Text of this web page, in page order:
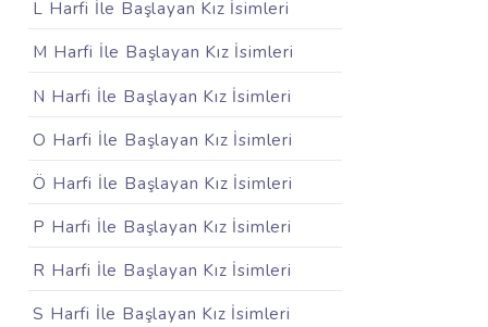
L Harfi İle Başlayan Kız İsimleri
M Harfi İle Başlayan Kız İsimleri
N Harfi İle Başlayan Kız İsimleri
O Harfi İle Başlayan Kız İsimleri
Ö Harfi İle Başlayan Kız İsimleri
P Harfi İle Başlayan Kız İsimleri
R Harfi İle Başlayan Kız İsimleri
S Harfi İle Başlayan Kız İsimleri